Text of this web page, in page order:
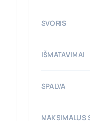
SVORIS
IŠMATAVIMAI
SPALVA
MAKSIMALUS